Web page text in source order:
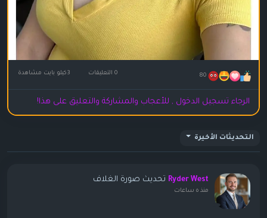
80 0 التعليقات
الرجاء تسجيل الدخول , للأعجاب والمشاركة والتعليق على هذا!
التحديثات الأخيرة
Ryder West تحديث صورة الغلاف
منذ ٥ ساعات